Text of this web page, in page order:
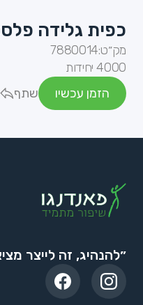
כפית גלידה
מק״ט:7880014
4000 יחידות
הזמן עכשיו
שתף
״להנהיג, זה לייצר